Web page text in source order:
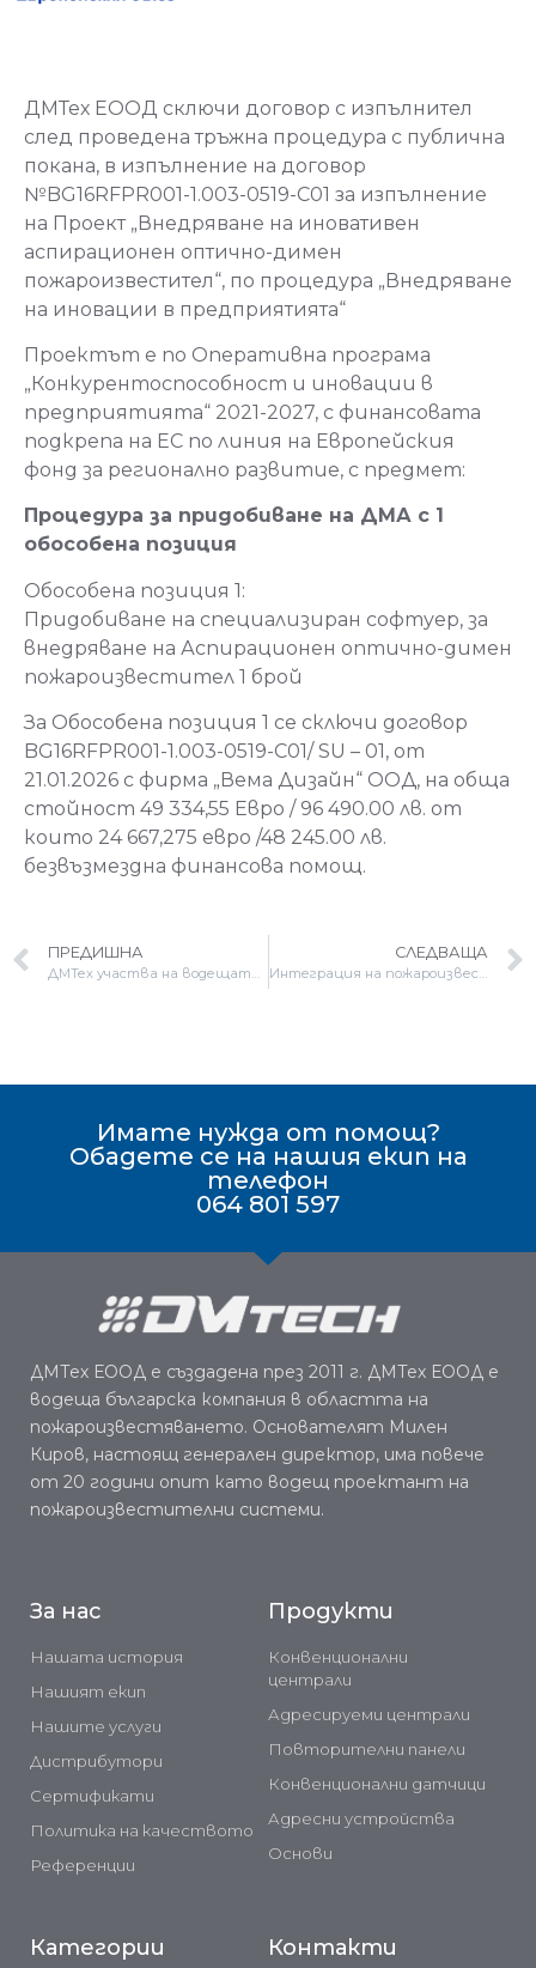
ДМТех ЕООД сключи договор с изпълнител
след проведена тръжна процедура с публична
покана, в изпълнение на договор
№BG16RFPR001-1.003-0519-C01 за изпълнение
на Проект „Внедряване на иновативен
аспирационен оптично-димен
пожароизвестител“, по процедура „Внедряване
на иновации в предприятията“
Проектът е по Оперативна програма
„Конкурентоспособност и иновации в
предприятията“ 2021-2027, с финансовата
подкрепа на ЕС по линия на Европейския
фонд за регионално развитие, с предмет:
Процедура за придобиване на ДМА с 1
обособена позиция
Обособена позиция 1:
Придобиване на специализиран софтуер, за
внедряване на Аспирационен оптично-димен
пожароизвестител 1 брой
За Обособена позиция 1 се сключи договор
BG16RFPR001-1.003-0519-C01/ SU – 01, от
21.01.2026 с фирма „Вема Дизайн“ ООД, на обща
стойност 49 334,55 Евро / 96 490.00 лв. от
които 24 667,275 евро /48 245.00 лв.
безвъзмездна финансова помощ.
ПРЕДИШНА СЛЕДВАЩА
Имате нужда от помощ?
Обадете се на нашия екип на
телефон
064 801 597
ДМТех ЕООД е създадена през 2011 г. ДМТех ЕООД е
водеща българска компания в областта на
пожароизвестяването. Основателят Милен
Киров, настоящ генерален директор, има повече
от 20 години опит като водещ проектант на
пожароизвестителни системи.
За нас
Нашата история
Нашият екип
Нашите услуги
Дистрибутори
Сертификати
Политика на качеството
Референции
Продукти
Конвенционални
централи
Адресируеми централи
Повторителни панели
Конвенционални датчици
Адресни устройства
Основи
Категории Контакти